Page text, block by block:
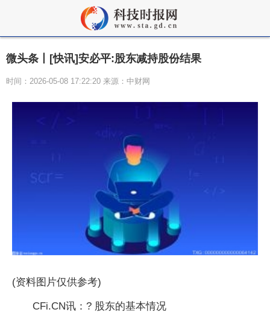
微头条丨[快讯]安必平:股东减持股份结果
时间：2026-05-08 17:22:20 来源：中财网
(资料图片仅供参考)
CFi.CN讯：? 股东的基本情况